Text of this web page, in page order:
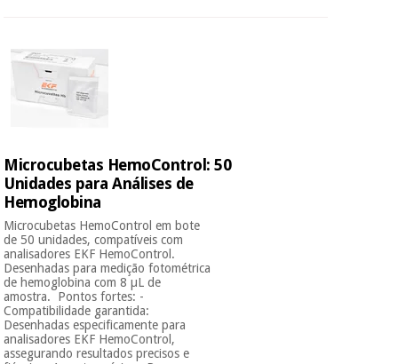
Microcubetas HemoControl: 50
Unidades para Análises de
Hemoglobina
Microcubetas HemoControl em bote
de 50 unidades, compatíveis com
analisadores EKF HemoControl.
Desenhadas para medição fotométrica
de hemoglobina com 8 µL de
amostra. Pontos fortes: -
Compatibilidade garantida:
Desenhadas especificamente para
analisadores EKF HemoControl,
assegurando resultados precisos e